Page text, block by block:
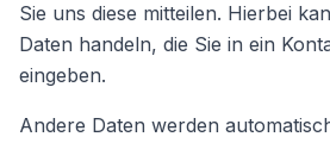
Sie uns diese mitteilen. Hierbei
Daten handeln, die Sie in ein
eingeben.
Andere Daten werden